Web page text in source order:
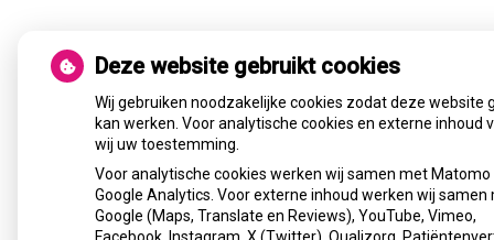
Deze website gebruikt cookies
Wij gebruiken noodzakelijke cookies zodat deze website
kan werken. Voor analytische cookies en externe inhoud
wij uw toestemming.
Voor analytische cookies werken wij samen met Matomo
Google Analytics. Voor externe inhoud werken wij samen
Google (Maps, Translate en Reviews), YouTube, Vimeo,